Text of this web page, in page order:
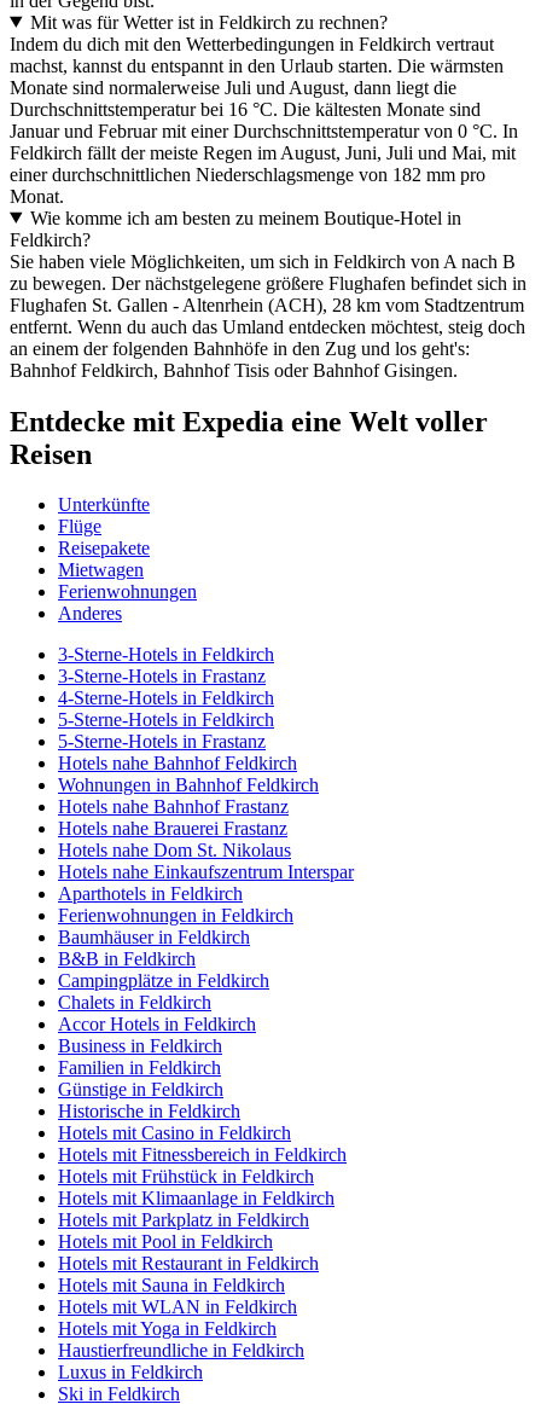
Mit was für Wetter ist in Feldkirch zu rechnen?
Indem du dich mit den Wetterbedingungen in Feldkirch vertraut
machst, kannst du entspannt in den Urlaub starten. Die wärmsten
Monate sind normalerweise Juli und August, dann liegt die
Durchschnittstemperatur bei 16 °C. Die kältesten Monate sind
Januar und Februar mit einer Durchschnittstemperatur von 0 °C. In
Feldkirch fällt der meiste Regen im August, Juni, Juli und Mai, mit
einer durchschnittlichen Niederschlagsmenge von 182 mm pro
Monat.
Wie komme ich am besten zu meinem Boutique-Hotel in
Feldkirch?
Sie haben viele Möglichkeiten, um sich in Feldkirch von A nach B
zu bewegen. Der nächstgelegene größere Flughafen befindet sich in
Flughafen St. Gallen - Altenrhein (ACH), 28 km vom Stadtzentrum
entfernt. Wenn du auch das Umland entdecken möchtest, steig doch
an einem der folgenden Bahnhöfe in den Zug und los geht's:
Bahnhof Feldkirch, Bahnhof Tisis oder Bahnhof Gisingen.
Entdecke mit Expedia eine Welt voller
Reisen
Unterkünfte
Flüge
Reisepakete
Mietwagen
Ferienwohnungen
Anderes
3-Sterne-Hotels in Feldkirch
3-Sterne-Hotels in Frastanz
4-Sterne-Hotels in Feldkirch
5-Sterne-Hotels in Feldkirch
5-Sterne-Hotels in Frastanz
Hotels nahe Bahnhof Feldkirch
Wohnungen in Bahnhof Feldkirch
Hotels nahe Bahnhof Frastanz
Hotels nahe Brauerei Frastanz
Hotels nahe Dom St. Nikolaus
Hotels nahe Einkaufszentrum Interspar
Aparthotels in Feldkirch
Ferienwohnungen in Feldkirch
Baumhäuser in Feldkirch
B&B in Feldkirch
Campingplätze in Feldkirch
Chalets in Feldkirch
Accor Hotels in Feldkirch
Business in Feldkirch
Familien in Feldkirch
Günstige in Feldkirch
Historische in Feldkirch
Hotels mit Casino in Feldkirch
Hotels mit Fitnessbereich in Feldkirch
Hotels mit Frühstück in Feldkirch
Hotels mit Klimaanlage in Feldkirch
Hotels mit Parkplatz in Feldkirch
Hotels mit Pool in Feldkirch
Hotels mit Restaurant in Feldkirch
Hotels mit Sauna in Feldkirch
Hotels mit WLAN in Feldkirch
Hotels mit Yoga in Feldkirch
Haustierfreundliche in Feldkirch
Luxus in Feldkirch
Ski in Feldkirch